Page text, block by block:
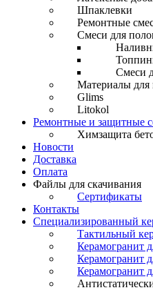
Шпаклевки
Ремонтные
Смеси для
Смеси
Материалы для
Glims
Litokol
Ремонтные и защитные
Химзащита
Новости
Доставка
Оплата
Файлы для скачивания
Сертификаты
Контакты
Специализированный
Тактильный
Керамогранит
Керамогранит
Керамогранит